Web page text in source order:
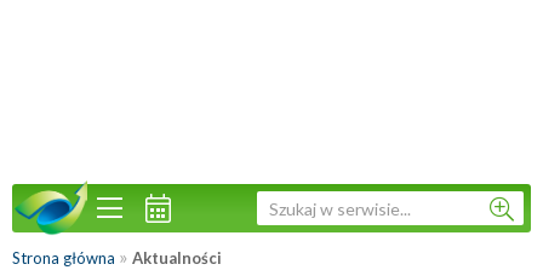
Strona główna » Aktualności